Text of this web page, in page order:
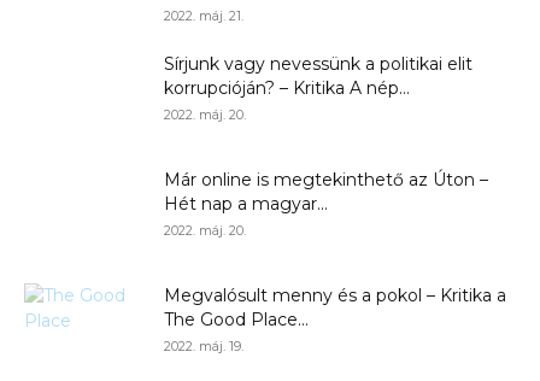
2022. máj. 21.
Sírjunk vagy nevessünk a politikai elit
korrupcióján? – Kritika A nép...
2022. máj. 20.
Már online is megtekinthető az Úton –
Hét nap a magyar...
2022. máj. 20.
Megvalósult menny és a pokol – Kritika a
The Good Place...
2022. máj. 19.